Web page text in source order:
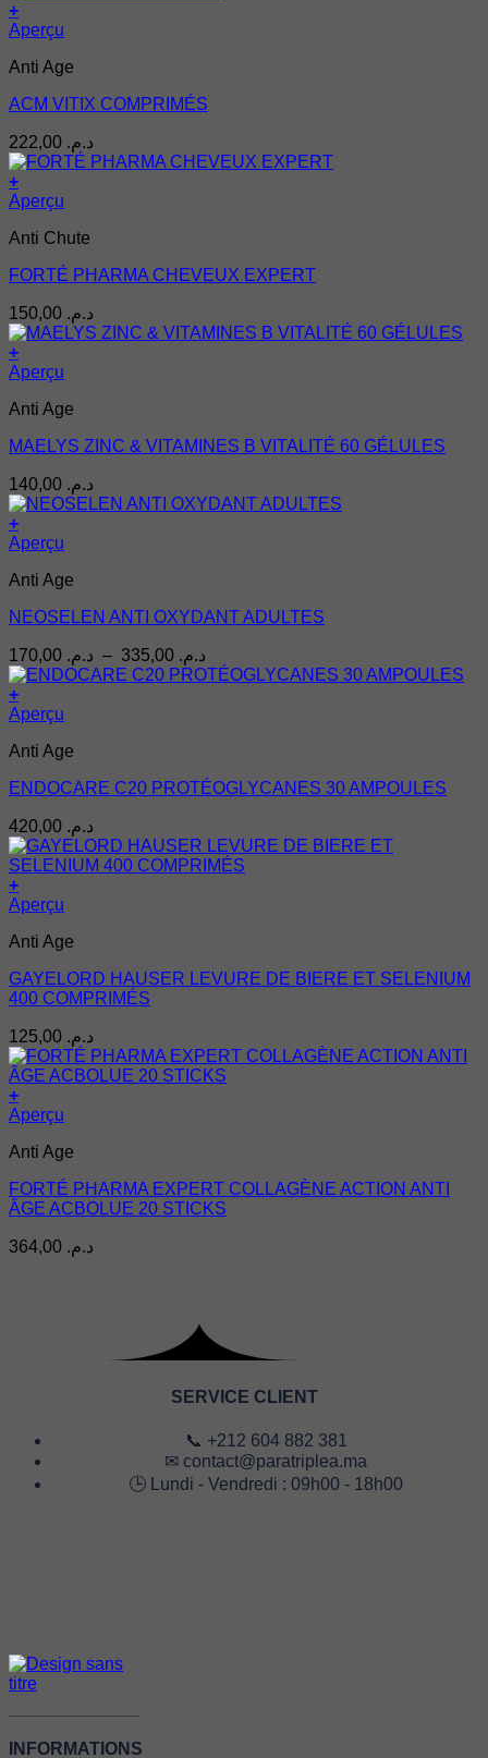
+
Aperçu
Anti Age
ACM VITIX COMPRIMÉS
د.م.
+
Aperçu
Anti Chute
FORTÉ PHARMA CHEVEUX EXPERT
د.م.
+
Aperçu
Anti Age
MAELYS ZINC & VITAMINES B VITALITÉ 60 GÉLULES
د.م.
+
Ce
a
variations.
options
peuvent
être
choisies
la
page
du
produit
Aperçu
Anti Age
NEOSELEN ANTI OXYDANT ADULTES
د.م. – د.م.
de
+
Aperçu
Anti Age
ENDOCARE C20 PROTÉOGLYCANES 30 AMPOULES
د.م.
+
Aperçu
Anti Age
GAYELORD HAUSER LEVURE DE BIERE ET SELENIUM
400 COMPRIMÉS
د.م.
+
Aperçu
Anti Age
FORTÉ PHARMA EXPERT COLLAGÈNE ACTION ANTI
ÂGE ACBOLUE 20 STICKS
د.م.
SERVICE CLIENT
📞 +212 604 882 381
✉ contact@paratriplea.ma
🕒 Lundi - Vendredi : 09h00 - 18h00
INFORMATIONS